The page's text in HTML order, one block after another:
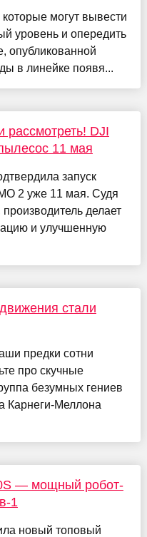
могут вывести
уровень и опередить
опубликованной
в линейке появя...
DJI
11 мая
запуск
2 уже 11 мая. Судя
делает
и улучшенную
стали
предки сотни
про скучные
безумных гениев
Карнеги-Меллона
— мощный робот-
1
новый топовый